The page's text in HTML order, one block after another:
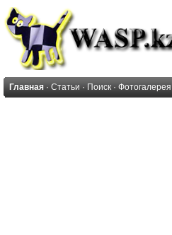
Главная · Статьи · Поиск · Фотогалерея